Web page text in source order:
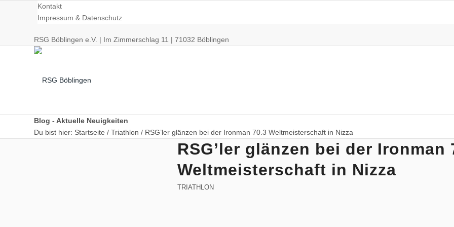
Kontakt
Impressum & Datenschutz
RSG Böblingen e.V. | Im Zimmerschlag 11 | 71032 Böblingen
Blog - Aktuelle Neuigkeiten
Du bist hier: Startseite / Triathlon / RSG’ler glänzen bei der Ironman 70.3 Weltmeisterschaft in Nizza
RSG’ler glänzen bei der Ironman
Weltmeisterschaft in Nizza
TRIATHLON